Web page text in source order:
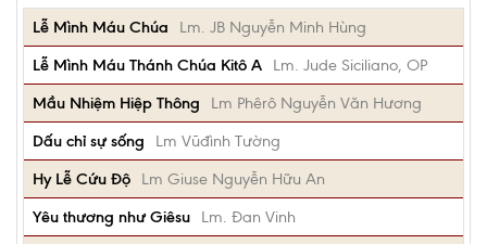
Lễ Mình Máu Chúa
Lm. JB Nguyễn Minh Hùng
Lễ Mình Máu Thánh Chúa Kitô A
Lm. Jude Siciliano, OP
Mầu Nhiệm Hiệp Thông
Lm Phêrô Nguyễn Văn Hương
Dấu chỉ sự sống
Lm Vũđình Tường
Hy Lễ Cứu Độ
Lm Giuse Nguyễn Hữu An
Yêu thương như Giêsu
Lm. Đan Vinh